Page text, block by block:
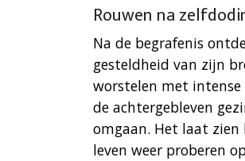
Rouwen na
Na de begrafenis
gesteldheid van zijn
worstelen met intense
de achtergebleven
omgaan. Het laat
leven weer proberen